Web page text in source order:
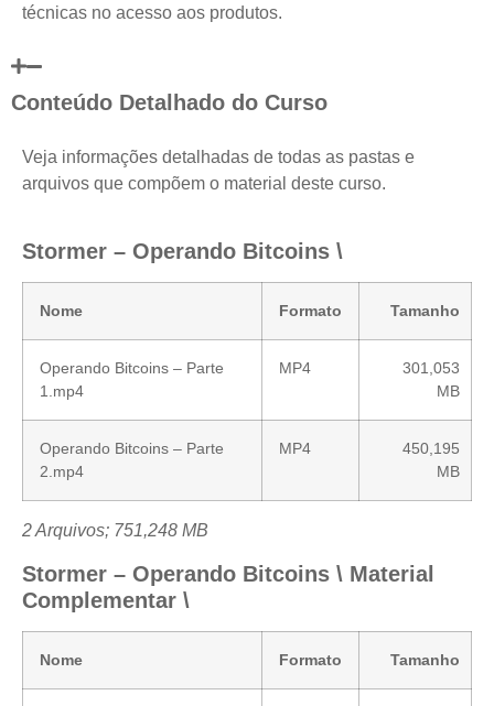
técnicas no acesso aos produtos.
Conteúdo Detalhado do Curso
Veja informações detalhadas de todas as pastas e
arquivos que compõem o material deste curso.
Stormer – Operando Bitcoins \
Nome Formato Tamanho
Operando Bitcoins – Parte
1.mp4
MP4
301,053
MB
Operando Bitcoins – Parte
2.mp4
MP4
450,195
MB
2 Arquivos; 751,248 MB
Stormer – Operando Bitcoins \ Material
Complementar \
Nome Formato Tamanho